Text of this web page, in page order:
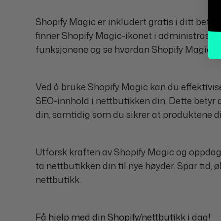
Shopify Magic er inkludert gratis i ditt
finner Shopify Magic-ikonet i
funksjonene og se hvordan Shopify Magic
Ved å bruke Shopify Magic kan du
SEO-innhold i nettbutikken din. Dette
din, samtidig som du sikrer at produktene
Utforsk kraften av Shopify Magic og
ta nettbutikken din til nye høyder. Spar tid,
nettbutikk.
Få hjelp med din Shopify/nettbutikk i dag!